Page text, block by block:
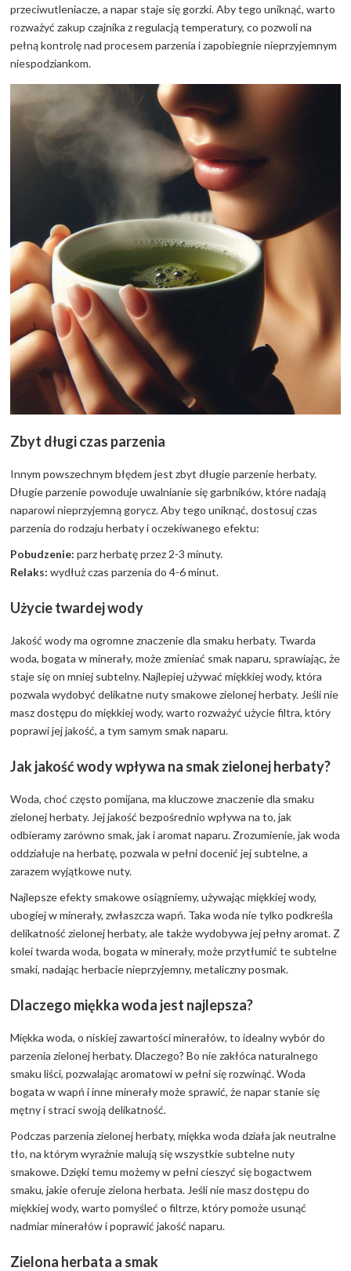
przeciwutleniacze, a napar staje się gorzki. Aby tego uniknąć, warto
rozważyć zakup czajnika z regulacją temperatury, co pozwoli na
pełną kontrolę nad procesem parzenia i zapobiegnie nieprzyjemnym
niespodziankom.
Zbyt długi czas parzenia
Innym powszechnym błędem jest zbyt długie parzenie herbaty.
Długie parzenie powoduje uwalnianie się garbników, które nadają
naparowi nieprzyjemną gorycz. Aby tego uniknąć, dostosuj czas
parzenia do rodzaju herbaty i oczekiwanego efektu:
Pobudzenie: parz herbatę przez 2-3 minuty.
Relaks: wydłuż czas parzenia do 4-6 minut.
Użycie twardej wody
Jakość wody ma ogromne znaczenie dla smaku herbaty. Twarda
woda, bogata w minerały, może zmieniać smak naparu, sprawiając, że
staje się on mniej subtelny. Najlepiej używać miękkiej wody, która
pozwala wydobyć delikatne nuty smakowe zielonej herbaty. Jeśli nie
masz dostępu do miękkiej wody, warto rozważyć użycie filtra, który
poprawi jej jakość, a tym samym smak naparu.
Jak jakość wody wpływa na smak zielonej herbaty?
Woda, choć często pomijana, ma kluczowe znaczenie dla smaku
zielonej herbaty. Jej jakość bezpośrednio wpływa na to, jak
odbieramy zarówno smak, jak i aromat naparu. Zrozumienie, jak woda
oddziałuje na herbatę, pozwala w pełni docenić jej subtelne, a
zarazem wyjątkowe nuty.
Najlepsze efekty smakowe osiągniemy, używając miękkiej wody,
ubogiej w minerały, zwłaszcza wapń. Taka woda nie tylko podkreśla
delikatność zielonej herbaty, ale także wydobywa jej pełny aromat. Z
kolei twarda woda, bogata w minerały, może przytłumić te subtelne
smaki, nadając herbacie nieprzyjemny, metaliczny posmak.
Dlaczego miękka woda jest najlepsza?
Miękka woda, o niskiej zawartości minerałów, to idealny wybór do
parzenia zielonej herbaty. Dlaczego? Bo nie zakłóca naturalnego
smaku liści, pozwalając aromatowi w pełni się rozwinąć. Woda
bogata w wapń i inne minerały może sprawić, że napar stanie się
mętny i straci swoją delikatność.
Podczas parzenia zielonej herbaty, miękka woda działa jak neutralne
tło, na którym wyraźnie malują się wszystkie subtelne nuty
smakowe. Dzięki temu możemy w pełni cieszyć się bogactwem
smaku, jakie oferuje zielona herbata. Jeśli nie masz dostępu do
miękkiej wody, warto pomyśleć o filtrze, który pomoże usunąć
nadmiar minerałów i poprawić jakość naparu.
Zielona herbata a smak